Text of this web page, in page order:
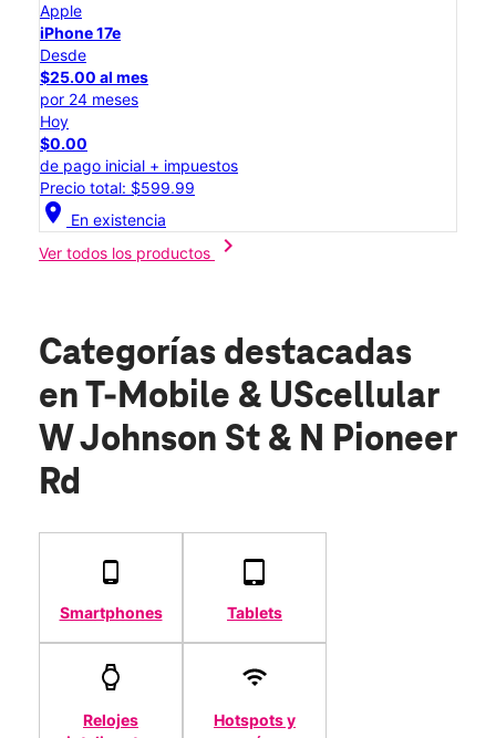
Apple
iPhone 17e
Desde
$25.00 al mes
por 24 meses
Hoy
$0.00
de pago inicial + impuestos
Precio total: $599.99
location_on En existencia
Ver todos los productos
chevron_right
Categorías destacadas
en T-Mobile & UScellular
W Johnson St & N Pioneer
Rd
Smartphones Tablets
Relojes
Hotspots y